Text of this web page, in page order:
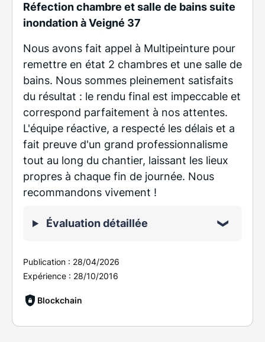
Réfection chambre et salle de bains suite
inondation à Veigné 37
Nous avons fait appel à Multipeinture pour
remettre en état 2 chambres et une salle de
bains. Nous sommes pleinement satisfaits
du résultat : le rendu final est impeccable et
correspond parfaitement à nos attentes.
L'équipe réactive, a respecté les délais et a
fait preuve d'un grand professionnalisme
tout au long du chantier, laissant les lieux
propres à chaque fin de journée. Nous
recommandons vivement !
Évaluation détaillée
Publication : 28/04/2026
Expérience : 28/10/2016
Blockchain